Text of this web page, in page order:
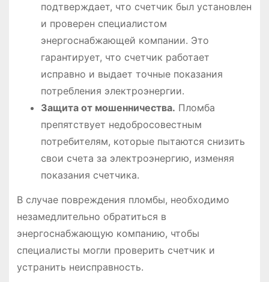
подтверждает, что счетчик был установлен
и проверен специалистом
энергоснабжающей компании. Это
гарантирует, что счетчик работает
исправно и выдает точные показания
потребления электроэнергии.
Защита от мошенничества. Пломба
препятствует недобросовестным
потребителям, которые пытаются снизить
свои счета за электроэнергию, изменяя
показания счетчика.
В случае повреждения пломбы, необходимо
незамедлительно обратиться в
энергоснабжающую компанию, чтобы
специалисты могли проверить счетчик и
устранить неисправность.